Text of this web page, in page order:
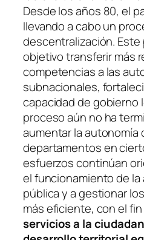
Desde los años 80, el
llevando a cabo un
descentralización.
objetivo transferir más
competencias a las
subnacionales,
capacidad de gobierno
proceso aún no ha
aumentar la autonomía
departamentos en
esfuerzos continúan
el funcionamiento de
pública y a gestionar
más eficiente, con el
servicios a la